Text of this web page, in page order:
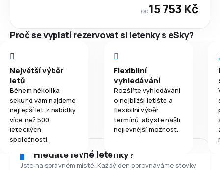
od15 753 Kč
Proč se vyplatí rezervovat si letenky s eSky?
Největší výběr
letů
Během několika
sekund vám najdeme
nejlepší let z nabídky
více než 500
leteckých
společností.
Flexibilní
vyhledávání
Rozšiřte vyhledávání
o nejbližší letiště a
flexibilní výběr
termínů, abyste našli
nejlevnější možnost.
Hledáte levné letenky?
Jste na správném místě. Každý den porovnáváme stovky